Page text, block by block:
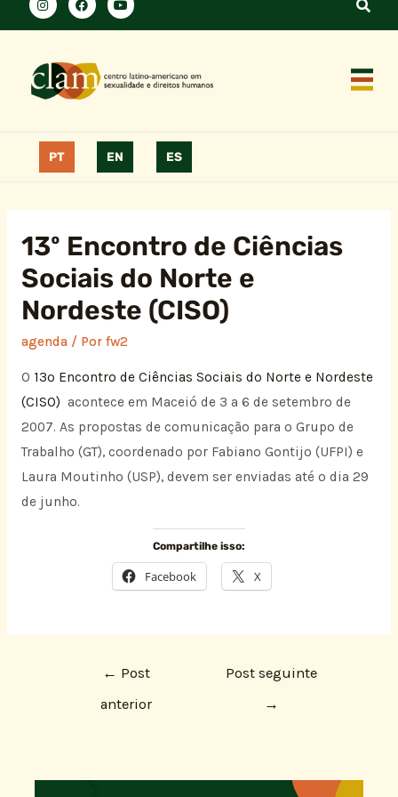
PT EN ES
13º Encontro de Ciências
Sociais do Norte e
Nordeste (CISO)
agenda/ Por fw2
O 13º Encontro de Ciências Sociais do Norte e Nordeste
(CISO) acontece em Maceió de 3 a 6 de setembro de
2007. As propostas de comunicação para o Grupo de
Trabalho (GT), coordenado por Fabiano Gontijo (UFPI) e
Laura Moutinho (USP), devem ser enviadas até o dia 29
de junho.
Compartilhe isso:
Facebook X
← Post
anterior
Post seguinte
→